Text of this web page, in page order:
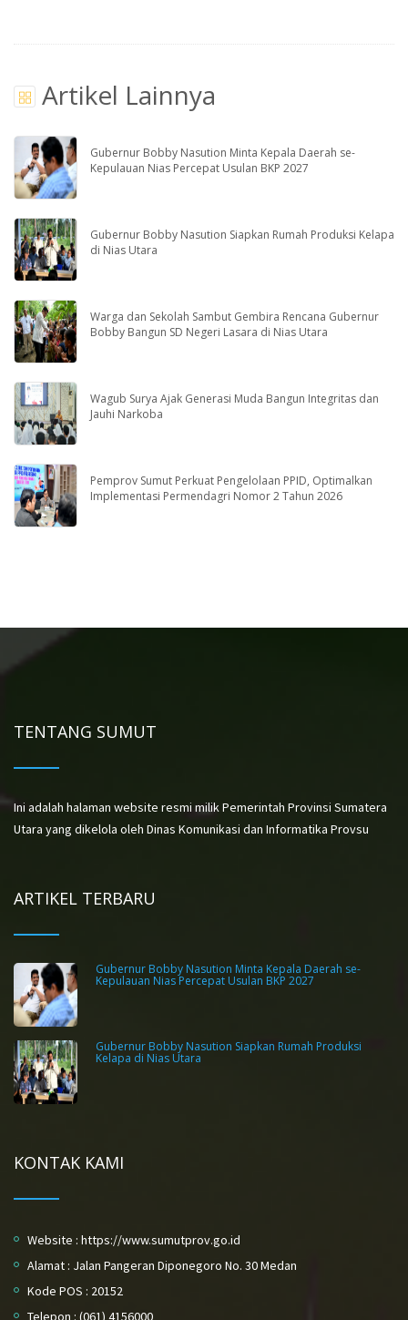
Artikel Lainnya
Gubernur Bobby Nasution Minta Kepala Daerah se-
Kepulauan Nias Percepat Usulan BKP 2027
Gubernur Bobby Nasution Siapkan Rumah Produksi Kelapa
di Nias Utara
Warga dan Sekolah Sambut Gembira Rencana Gubernur
Bobby Bangun SD Negeri Lasara di Nias Utara
Wagub Surya Ajak Generasi Muda Bangun Integritas dan
Jauhi Narkoba
Pemprov Sumut Perkuat Pengelolaan PPID, Optimalkan
Implementasi Permendagri Nomor 2 Tahun 2026
TENTANG SUMUT
Ini adalah halaman website resmi milik Pemerintah Provinsi Sumatera
Utara yang dikelola oleh Dinas Komunikasi dan Informatika Provsu
ARTIKEL TERBARU
Gubernur Bobby Nasution Minta Kepala Daerah se-
Kepulauan Nias Percepat Usulan BKP 2027
Gubernur Bobby Nasution Siapkan Rumah Produksi
Kelapa di Nias Utara
KONTAK KAMI
Website : https://www.sumutprov.go.id
Alamat : Jalan Pangeran Diponegoro No. 30 Medan
Kode POS : 20152
Telepon : (061) 4156000